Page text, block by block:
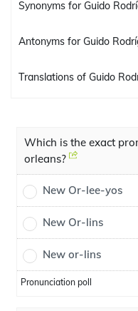
Synonyms for Guido
Antonyms for Guido
Translations of Guido
Which is the exact
orleans?
New Or-lee-yos
New Or-lins
New or-lins
Pronunciation poll